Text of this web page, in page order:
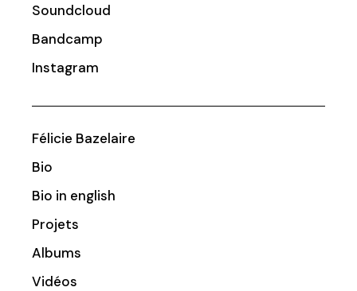
Soundcloud
Bandcamp
Instagram
Félicie Bazelaire
Bio
Bio in english
Projets
Albums
Vidéos